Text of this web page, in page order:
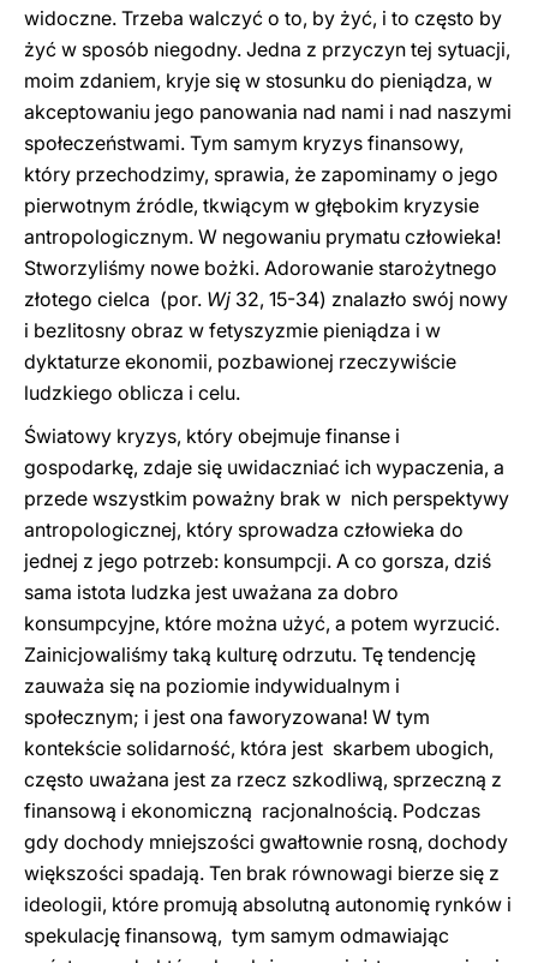
widoczne. Trzeba walczyć o to, by żyć, i to często by
żyć w sposób niegodny. Jedna z przyczyn tej sytuacji,
moim zdaniem, kryje się w stosunku do pieniądza, w
akceptowaniu jego panowania nad nami i nad naszymi
społeczeństwami. Tym samym kryzys finansowy,
który przechodzimy, sprawia, że zapominamy o jego
pierwotnym źródle, tkwiącym w głębokim kryzysie
antropologicznym. W negowaniu prymatu człowieka!
Stworzyliśmy nowe bożki. Adorowanie starożytnego
złotego cielca (por. Wj 32, 15-34) znalazło swój nowy
i bezlitosny obraz w fetyszyzmie pieniądza i w
dyktaturze ekonomii, pozbawionej rzeczywiście
ludzkiego oblicza i celu.
Światowy kryzys, który obejmuje finanse i
gospodarkę, zdaje się uwidaczniać ich wypaczenia, a
przede wszystkim poważny brak w nich perspektywy
antropologicznej, który sprowadza człowieka do
jednej z jego potrzeb: konsumpcji. A co gorsza, dziś
sama istota ludzka jest uważana za dobro
konsumpcyjne, które można użyć, a potem wyrzucić.
Zainicjowaliśmy taką kulturę odrzutu. Tę tendencję
zauważa się na poziomie indywidualnym i
społecznym; i jest ona faworyzowana! W tym
kontekście solidarność, która jest skarbem ubogich,
często uważana jest za rzecz szkodliwą, sprzeczną z
finansową i ekonomiczną racjonalnością. Podczas
gdy dochody mniejszości gwałtownie rosną, dochody
większości spadają. Ten brak równowagi bierze się z
ideologii, które promują absolutną autonomię rynków i
spekulację finansową, tym samym odmawiając